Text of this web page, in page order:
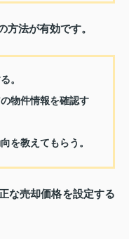
方法が有効です。
。
物件情報を確認す
を教えてもらう。
な売却価格を設定する